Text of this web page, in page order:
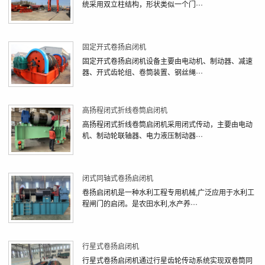
统采用双立柱结构，形状类似一个门···
固定开式卷扬启闭机
固定开式卷扬启闭机设备主要由电动机、制动器、减速
器、开式齿轮组、卷筒装置、钢丝绳···
高扬程闭式折线卷筒启闭机
高扬程闭式折线卷筒启闭机采用闭式传动，主要由电动
机、制动轮联轴器、电力液压制动器···
闭式同轴式卷扬启闭机
卷扬启闭机是一种水利工程专用机械,广泛应用于水利工
程闸门的启闭。是农田水利,水产养···
行星式卷扬启闭机
行星式卷扬启闭机通过行星齿轮传动系统实现双卷筒同